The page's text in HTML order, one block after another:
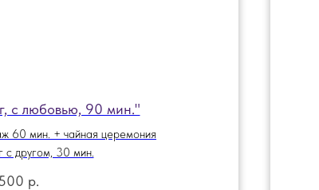
с любовью, 90 мин."
60 мин. + чайная церемония
с другом, 30 мин.
р.